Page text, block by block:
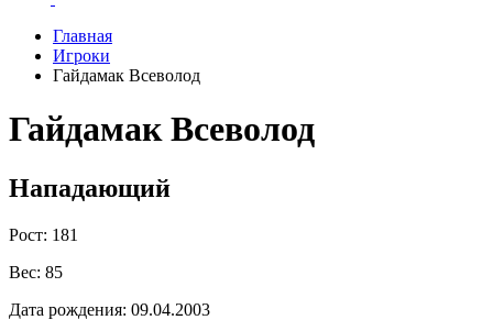
Главная
Игроки
Гайдамак Всеволод
Гайдамак Всеволод
Нападающий
Рост: 181
Вес: 85
Дата рождения: 09.04.2003